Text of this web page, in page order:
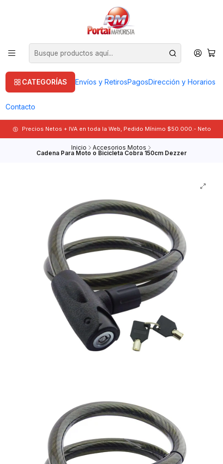
CATEGORÍAS Envíos y RetirosPagosDirección y Horarios
Contacto
Precios Netos + IVA en toda la Web, Pedido Mínimo $50.000.- Neto
Inicio Accesorios Motos
Cadena Para Moto o Bicicleta Cobra 150cm Dezzer